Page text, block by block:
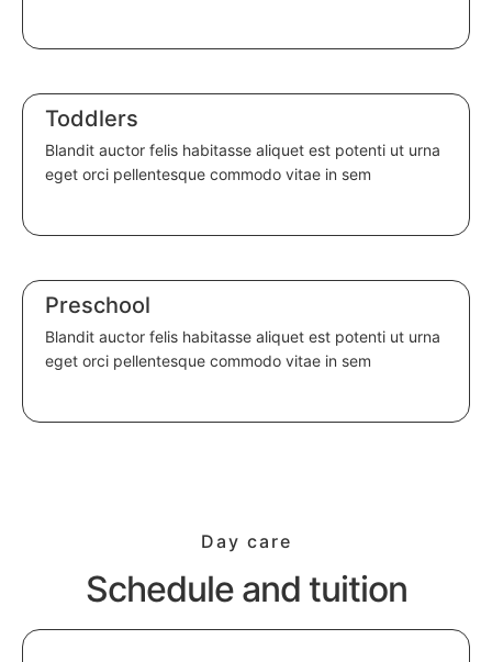
Toddlers
Blandit auctor felis habitasse aliquet est potenti ut urna
eget orci pellentesque commodo vitae in sem
Preschool
Blandit auctor felis habitasse aliquet est potenti ut urna
eget orci pellentesque commodo vitae in sem
Day care
Schedule and tuition